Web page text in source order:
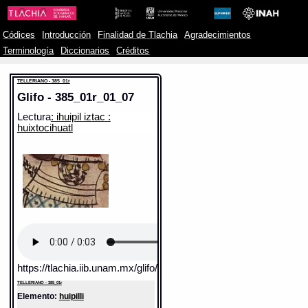
Códices Introducción Finalidad de Tlachia
Agradecimientos
Terminología
Diccionarios Créditos
TELLERIANO - 385_01r
Glifo - 385_01r_01_07
Lectura: ihuipil iztac :
huixtocihuatl
https://tlachia.iib.unam.mx/glifo/385_01r_01_07
TELLERIANO - 385_01r
Elemento: huipilli